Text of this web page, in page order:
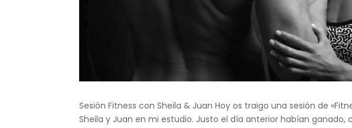
Sesión Fitness con Sheila & Juan Hoy os traigo una sesión de
Sheila y Juan en mi estudio. Justo el día anterior habían